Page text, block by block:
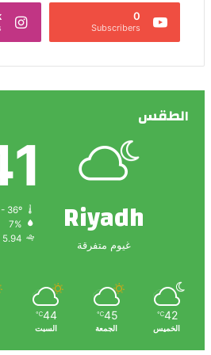
0
Subscribers
الطقس
Riyadh
غيوم متفرقة
42º - 36º
7%
5.94 كيلومتر/ساعة
42
℃
الخميس
45
℃
الجمعة
44
℃
السبت